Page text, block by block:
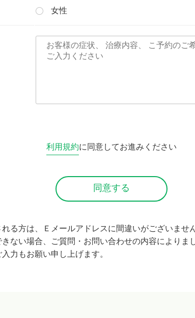
女性
利用規約に同意してお進みください
る方は、Ｅメールアドレスに間違いがございませ
ない場合、ご質問・お問い合わせの内容によりま
力もお願い申し上げます。